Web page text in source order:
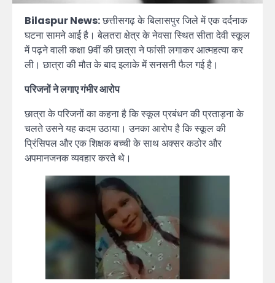
Bilaspur News:छत्तीसगढ़ के बिलासपुर जिले में एक दर्दनाक
घटना सामने आई है। बेलतरा क्षेत्र के नेवसा स्थित सीता देवी स्कूल
में पढ़ने वाली कक्षा 9वीं की छात्रा ने फांसी लगाकर आत्महत्या कर
ली। छात्रा की मौत के बाद इलाके में सनसनी फैल गई है।
परिजनों ने लगाए गंभीर आरोप
छात्रा के परिजनों का कहना है कि स्कूल प्रबंधन की प्रताड़ना के
चलते उसने यह कदम उठाया। उनका आरोप है कि स्कूल की
प्रिंसिपल और एक शिक्षक बच्ची के साथ अक्सर कठोर और
अपमानजनक व्यवहार करते थे।